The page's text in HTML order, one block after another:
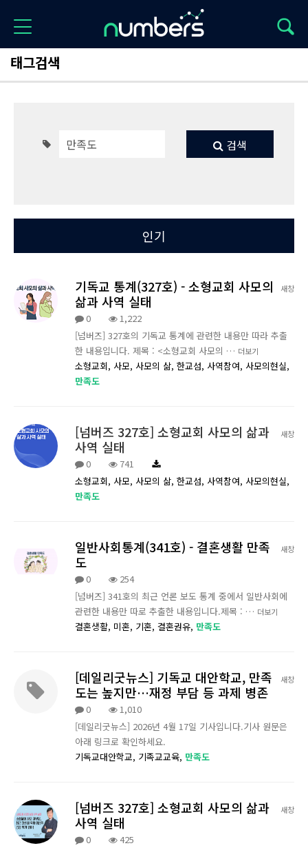
태그검색
검색
Total 72
최신
인기
새창
기독교 통계(327호) - 소형교회 사모의
삶과 사역 실태
0
1,222
[넘버즈] 327호의 기독교 통계에 관련한 내용만 따라 추출
한 내용입니다. 제목 : <소형교회 사모의 … 더보기
소형교회, 사모, 사모의 삶, 한교섬, 사역참여, 사모의현실,
만족도
새창
[넘버즈 327호] 소형교회 사모의 삶과
사역 실태
0
741
소형교회, 사모, 사모의 삶, 한교섬, 사역참여, 사모의현실,
만족도
새창
일반사회통계(341호) - 결혼생활 만족
도
0
254
[넘버즈] 341호의 최근 언론 보도 통계 중에서 일반사회에
관련한 내용만 따로 추출한 내용입니다.제목 : … 더보기
결혼생활, 미혼, 기혼, 결혼권유, 만족도
새창
[데일리굿뉴스] 기독교 대안학교, 만족
도는 높지만…재정 부담 등 과제 병존
0
1,010
[데일리굿뉴스] 2026년 4월 17일 기사입니다.기사 원문은
아래 링크로 확인하세요.
기독교대안학교, 기족교교육, 만족도
새창
[넘버즈 327호] 소형교회 사모의 삶과
사역 실태
0
425